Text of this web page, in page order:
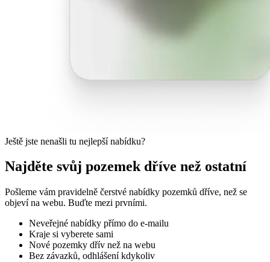
Ještě jste nenašli tu nejlepší nabídku?
Najděte svůj pozemek dříve než ostatní
Pošleme vám pravidelně čerstvé nabídky pozemků dříve, než se
objeví na webu. Buďte mezi prvními.
Neveřejné nabídky přímo do e-mailu
Kraje si vyberete sami
Nové pozemky dřív než na webu
Bez závazků, odhlášení kdykoliv